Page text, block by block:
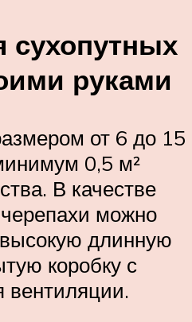
руками
от 6 до 15
0,5 м²
В качестве
можно
длинную
коробку с
вентиляции.